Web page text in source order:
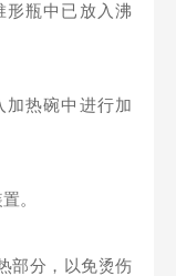
瓶中已放入沸
热碗中进行加
。
分，以免烫伤